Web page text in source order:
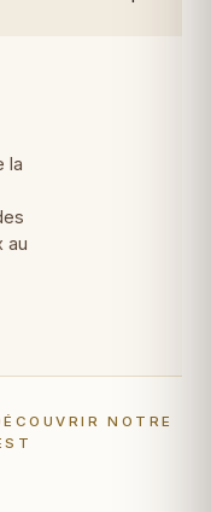
la
au
NOTRE